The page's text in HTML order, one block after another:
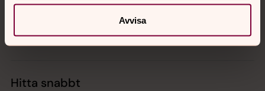
Avvisa
Kalender
Hitta snabbt